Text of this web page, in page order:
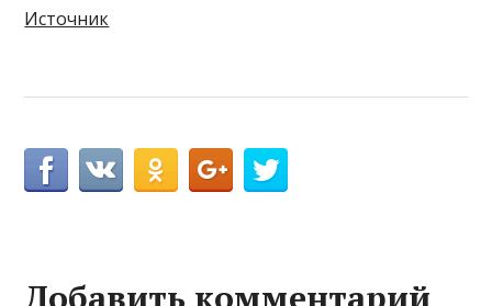
Источник
Добавить комментарий